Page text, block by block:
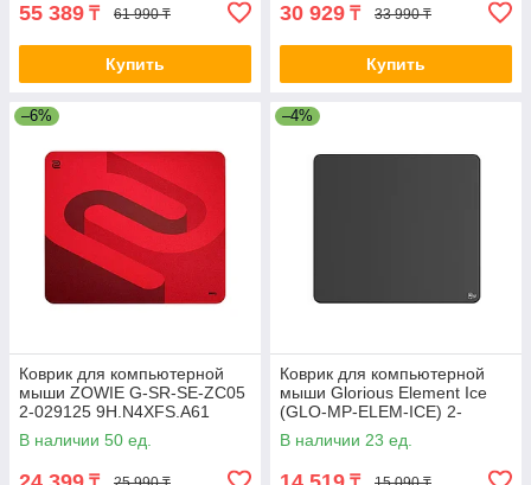
55 389 ₸ 61 990 ₸
Купить
30 929 ₸ 33 990 ₸
Купить
–6%
Коврик для компьютерной
мыши ZOWIE G-SR-SE-ZC05
2-029125 9H.N4XFS.A61
В наличии 50 ед.
–4%
Коврик для компьютерной
мыши Glorious Element Ice
(GLO-MP-ELEM-ICE) 2-
014811
В наличии 23 ед.